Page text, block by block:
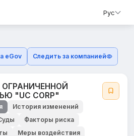
Рус
eGov Следить за компанией
"UC CORP"
История изменений
Факторы риска
Меры воздействия